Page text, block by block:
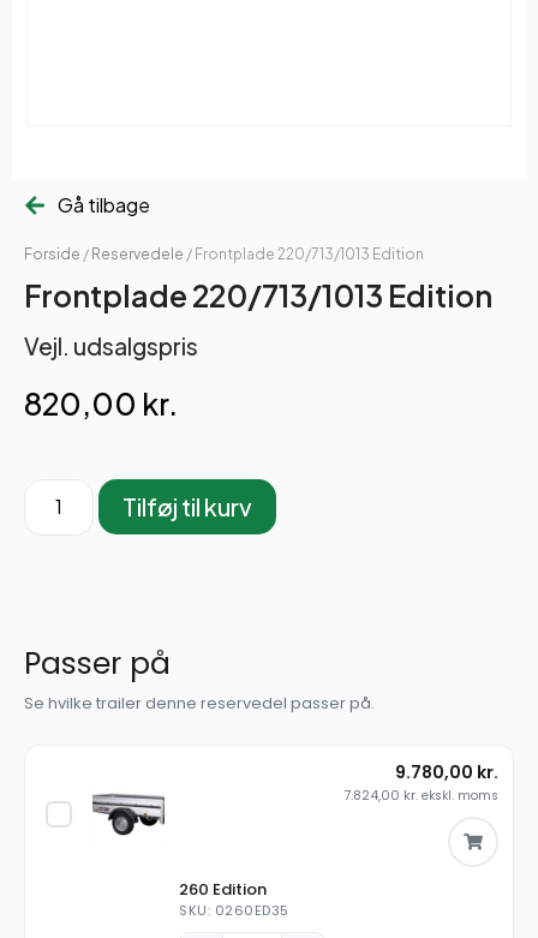
Gå tilbage
Forside / Reservedele / Frontplade 220/713/1013 Edition
Frontplade 220/713/1013 Edition
Vejl. udsalgspris
820,00 kr.
Tilføj til kurv
Passer på
Se hvilke trailer denne reservedel passer på.
260 Edition
SKU: 0260ED35
9.780,00 kr.
7.824,00 kr. ekskl. moms